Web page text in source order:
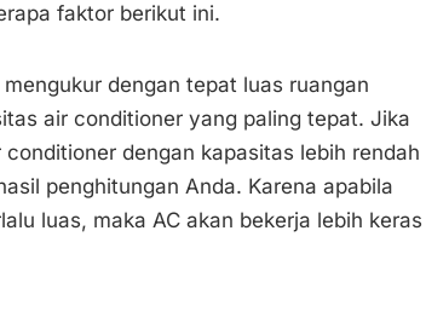
faktor berikut ini.
dengan tepat luas ruangan
air conditioner yang paling tepat. Jika
dengan kapasitas lebih rendah
penghitungan Anda. Karena apabila
luas, maka AC akan bekerja lebih keras